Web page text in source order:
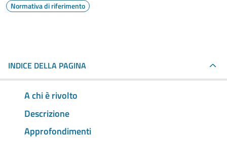
Normativa di riferimento
INDICE DELLA PAGINA
A chi è rivolto
Descrizione
Approfondimenti